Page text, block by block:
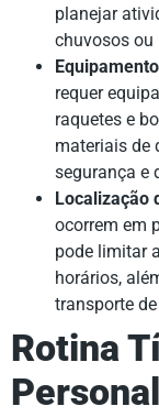
planejar
chuvosos ou
requer
raquetes e
materiais de
segurança e
Localização
ocorrem em
pode limitar
horários,
transporte
Rotina